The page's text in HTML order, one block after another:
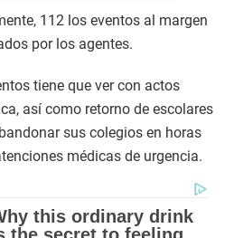
112 los eventos al margen
por los agentes.
tiene que ver con actos
así como retorno de escolares
sus colegios en horas
médicas de urgencia.